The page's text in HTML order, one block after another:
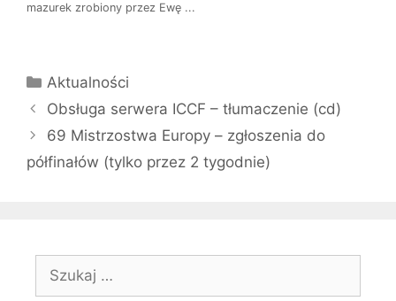
mazurek zrobiony przez Ewę ...
Kategorie
Aktualności
Obsługa serwera ICCF – tłumaczenie (cd)
69 Mistrzostwa Europy – zgłoszenia do
półfinałów (tylko przez 2 tygodnie)